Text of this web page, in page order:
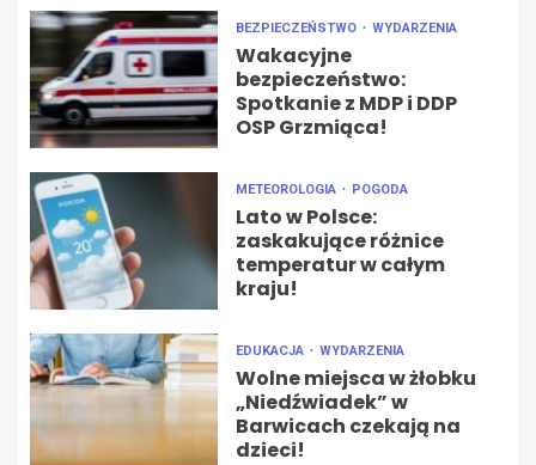
BEZPIECZEŃSTWO WYDARZENIA
Wakacyjne
bezpieczeństwo:
Spotkanie z MDP i DDP
OSP Grzmiąca!
METEOROLOGIA POGODA
Lato w Polsce:
zaskakujące różnice
temperatur w całym
kraju!
EDUKACJA WYDARZENIA
Wolne miejsca w żłobku
„Niedźwiadek” w
Barwicach czekają na
dzieci!